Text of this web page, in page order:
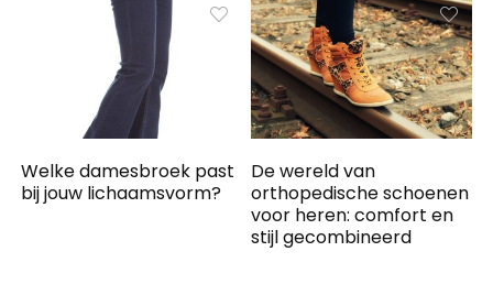
Welke damesbroek past
bij jouw lichaamsvorm?
De wereld van
orthopedische schoenen
voor heren: comfort en
stijl gecombineerd